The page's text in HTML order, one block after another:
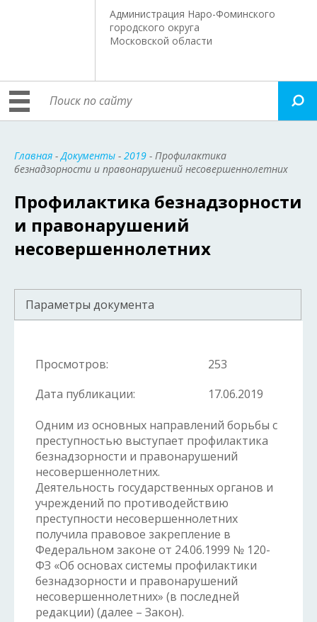
Администрация Наро-Фоминского
городского округа
Московской области
Главная -Документы - 2019 - Профилактика
безнадзорности и правонарушений несовершеннолетних
Профилактика безнадзорности
и правонарушений
несовершеннолетних
Параметры документа
Просмотров:
253
Дата публикации:
17.06.2019
Одним из основных направлений борьбы с
преступностью выступает профилактика
безнадзорности и правонарушений
несовершеннолетних.
Деятельность государственных органов и
учреждений по противодействию
преступности несовершеннолетних
получила правовое закрепление в
Федеральном законе от 24.06.1999 № 120-
ФЗ «Об основах системы профилактики
безнадзорности и правонарушений
несовершеннолетних» (в последней
редакции) (далее – Закон).